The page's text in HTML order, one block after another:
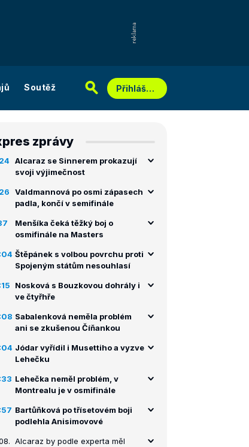
Soutěž Přihlášení
zprávy
Alcaraz se Sinnerem prokazují
svoji výjimečnost
Valdmannová po osmi zápasech
padla, končí v semifinále
Menšíka čeká těžký boj o
osmifinále na Masters
Štěpánek s volbou povrchu proti
Spojeným státům nesouhlasí
Nosková s Bouzkovou dohrály i
ve čtyřhře
Sabalenková neměla problém
ani se zkušenou Číňankou
Jódar vyřídil i Musettiho a vyzve
Lehečku
Lehečka neměl problém, v
Montrealu je v osmifinále
Bartůňková po třísetovém boji
podlehla Anisimovové
Alcaraz by podle experta měl